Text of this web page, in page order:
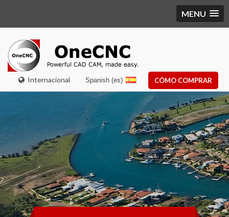
MENU
Internacional CÓMO COMPRAR
Spanish (es)